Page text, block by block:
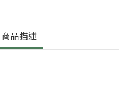
商品描述